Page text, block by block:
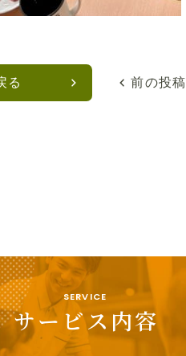
前の投稿
る
SERVICE
サービス内容